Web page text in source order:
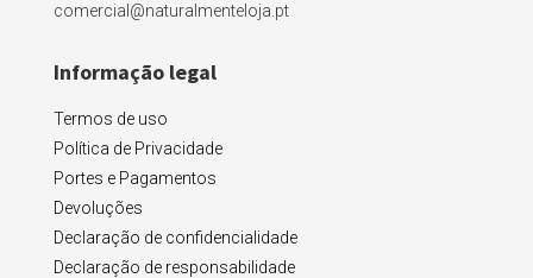
comercial@naturalmenteloja.pt
Informação legal
Termos de uso
Política de Privacidade
Portes e Pagamentos
Devoluções
Declaração de confidencialidade
Declaração de responsabilidade